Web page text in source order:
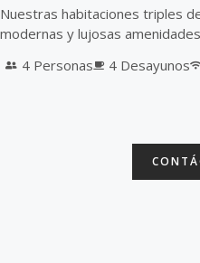
Nuestras habitaciones triples
modernas y lujosas
4 Personas
4 Desayunos